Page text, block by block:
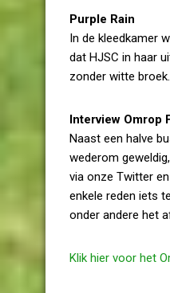
Purple Rain
In de kleedkamer
dat HJSC in haar
zonder witte
Interview Omrop
Naast een halve
wederom
via onze Twitter
enkele reden iets
onder andere het
Klik hier voor het